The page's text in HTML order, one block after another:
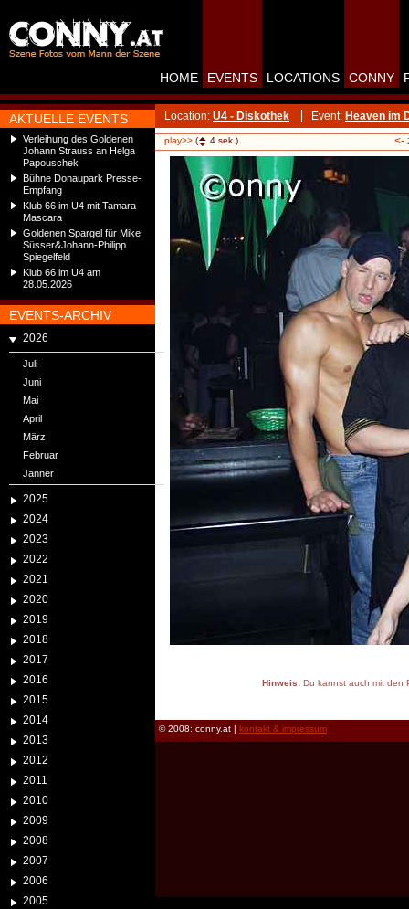
AKTUELLE EVENTS
Verleihung des Goldenen
Johann Strauss an Helga
Papouschek
Bühne Donaupark Presse-
Empfang
Klub 66 im U4 mit Tamara
Mascara
Goldenen Spargel für Mike
Süsser&Johann-Philipp
Spiegelfeld
Klub 66 im U4 am
28.05.2026
EVENTS-ARCHIV
2026
Juli
Juni
Mai
April
März
Februar
Jänner
2025
2024
2023
2022
2021
2020
2019
2018
2017
2016
2015
2014
2013
2012
2011
2010
2009
2008
2007
2006
2005
HOME EVENTS LOCATIONS CONNY
Location: U4 - Diskothek Event: Heaven im
play>> ( 4 sek.) <-
Hinweis:Du kannst auch mit den
© 2008: conny.at | kontakt & impressum